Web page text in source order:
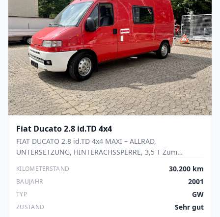
Fiat Ducato 2.8 id.TD 4x4
FIAT DUCATO 2.8 id.TD 4x4 MAXI – ALLRAD,
UNTERSETZUNG, HINTERACHSSPERRE, 3,5 T Zum
4x4 Maxi in der begehrten hohen und langen
Ausführung. Das Fahrzeug kombiniert robuste
Nutzfahrzeugtechnik mit hervorragenden
Geländeeigenschaften und eignet sich ideal für
KILOMETERSTAND 30.200 km
BAUJAHR 2001
TYP GW
ZUSTAND Sehr gut